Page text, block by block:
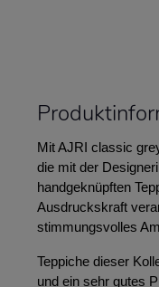
Mit AJRI classic
die mit der
handgeknüpften
Ausdruckskraft
stimmungsvolles
Teppiche dieser
und ein sehr gutes